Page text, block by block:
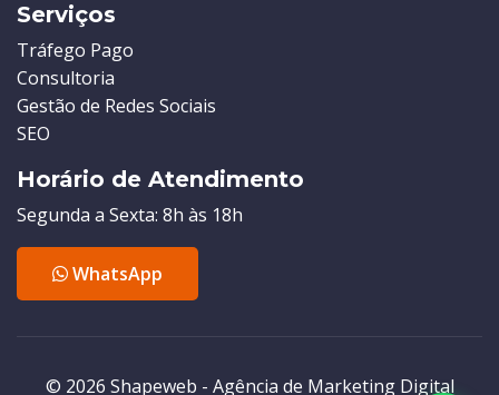
Serviços
Tráfego Pago
Consultoria
Gestão de Redes Sociais
SEO
Horário de Atendimento
Segunda a Sexta: 8h às 18h
WhatsApp
© 2026 Shapeweb - Agência de Marketing Digital